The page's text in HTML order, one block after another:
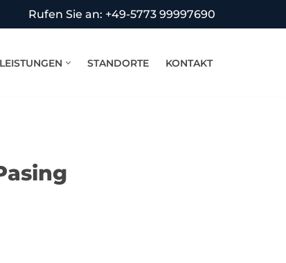
Rufen Sie an: +49-5773 99997690
LEISTUNGEN STANDORTE KONTAKT